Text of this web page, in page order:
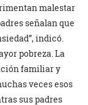
malestar
señalan que
indicó.
pobreza. La
familiar y
veces esos
sus padres